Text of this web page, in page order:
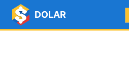
DOLAR